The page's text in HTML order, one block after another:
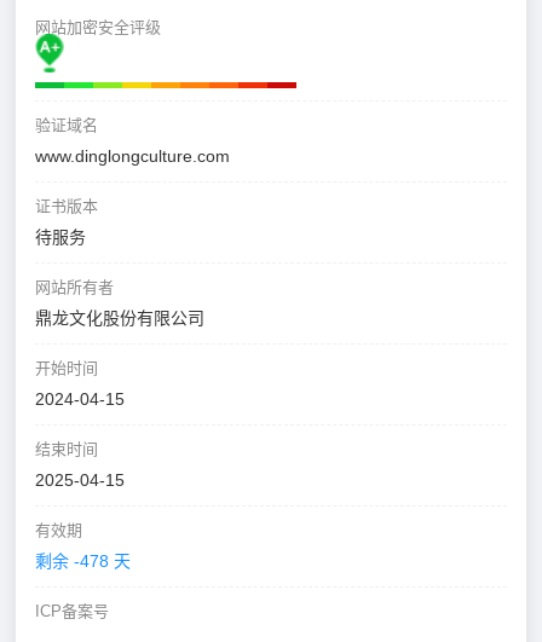
网站加密安全评级
验证域名
www.dinglongculture.com
证书版本
待服务
网站所有者
鼎龙文化股份有限公司
开始时间
2024-04-15
结束时间
2025-04-15
有效期
剩余 -478 天
ICP备案号